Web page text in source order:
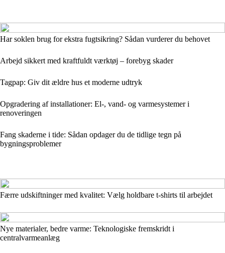
Har soklen brug for ekstra fugtsikring? Sådan vurderer du behovet
Arbejd sikkert med kraftfuldt værktøj – forebyg skader
Tagpap: Giv dit ældre hus et moderne udtryk
Opgradering af installationer: El-, vand- og varmesystemer i
renoveringen
Fang skaderne i tide: Sådan opdager du de tidlige tegn på
bygningsproblemer
Færre udskiftninger med kvalitet: Vælg holdbare t-shirts til arbejdet
Nye materialer, bedre varme: Teknologiske fremskridt i
centralvarmeanlæg